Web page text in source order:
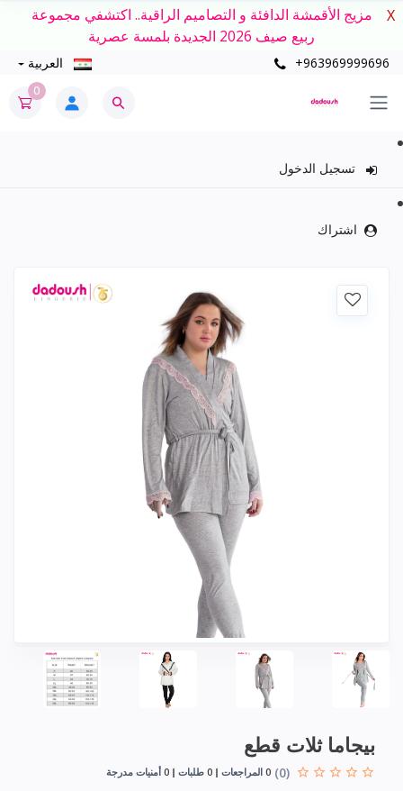
مزيج الأقمشة الدافئة و التصاميم الراقية.. اكتشفي مجموعة
ربيع صيف 2026 الجديدة بلمسة عصرية
X
+963969999696 العربية
0
تسجيل الدخول
اشتراك
بيجاما ثلات قطع
(0)
0 المراجعات 0 طلبات 0 أمنيات مدرجة